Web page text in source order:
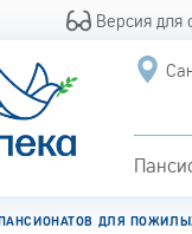
Версия для
ДЛЯ